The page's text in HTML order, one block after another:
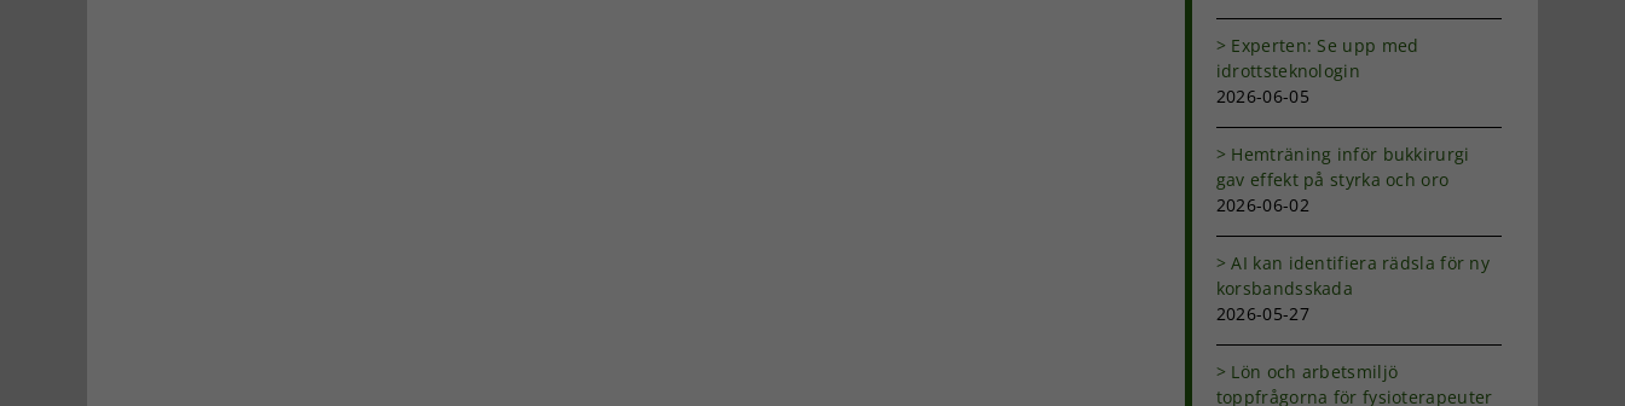
Experten: Se upp med
idrottsteknologin
2026-06-05
Hemträning inför bukkirurgi
gav effekt på styrka och oro
2026-06-02
AI kan identifiera rädsla för ny
korsbandsskada
2026-05-27
Lön och arbetsmiljö
toppfrågorna för fysioterapeuter